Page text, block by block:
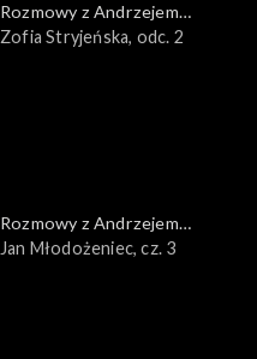
Rozmowy z Andrzejem
Doboszem
Zofia Stryjeńska, odc. 2
Rozmowy z Andrzejem
Doboszem
Jan Młodożeniec, cz. 3